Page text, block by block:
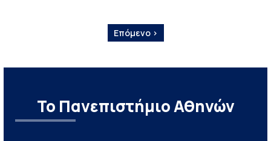
Επόμενο ›
Το Πανεπιστήμιο Αθηνών